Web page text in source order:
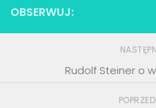
OBSERWUJ:
Rudolf Steiner o